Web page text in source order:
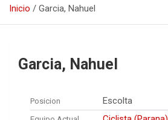
Inicio Garcia, Nahuel
Garcia, Nahuel
Posicion Escolta